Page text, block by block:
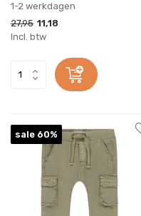
1-2 werkdagen
27,95 11,18
Incl. btw
sale 60%